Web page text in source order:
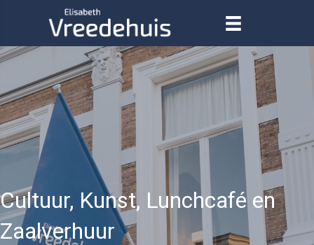
Cultuur, Kunst, Lunchcafé en
Zaalverhuur